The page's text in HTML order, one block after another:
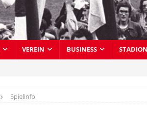
VEREIN BUSINESS STADION
Spielinfo